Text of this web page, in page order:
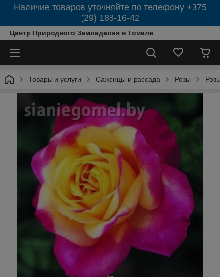
Наличие товаров уточняйте по телефону +375
(29) 188-16-42
Центр Природного Земледелия в Гомеле
Товары и услуги Саженцы и рассада Розы